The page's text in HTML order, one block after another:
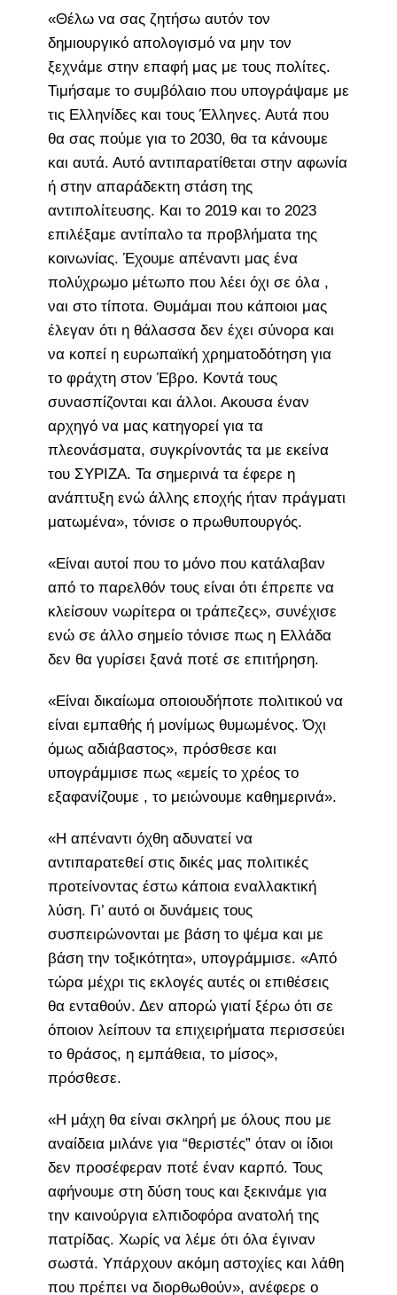
«Θέλω να σας ζητήσω αυτόν τον
δημιουργικό απολογισμό να μην τον
ξεχνάμε στην επαφή μας με τους πολίτες.
Τιμήσαμε το συμβόλαιο που υπογράψαμε με
τις Ελληνίδες και τους Έλληνες. Αυτά που
θα σας πούμε για το 2030, θα τα κάνουμε
και αυτά. Αυτό αντιπαρατίθεται στην αφωνία
ή στην απαράδεκτη στάση της
αντιπολίτευσης. Και το 2019 και το 2023
επιλέξαμε αντίπαλο τα προβλήματα της
κοινωνίας. Έχουμε απέναντι μας ένα
πολύχρωμο μέτωπο που λέει όχι σε όλα ,
ναι στο τίποτα. Θυμάμαι που κάποιοι μας
έλεγαν ότι η θάλασσα δεν έχει σύνορα και
να κοπεί η ευρωπαϊκή χρηματοδότηση για
το φράχτη στον Έβρο. Κοντά τους
συνασπίζονται και άλλοι. Ακουσα έναν
αρχηγό να μας κατηγορεί για τα
πλεονάσματα, συγκρίνοντάς τα με εκείνα
του ΣΥΡΙΖΑ. Τα σημερινά τα έφερε η
ανάπτυξη ενώ άλλης εποχής ήταν πράγματι
ματωμένα», τόνισε ο πρωθυπουργός.
«Είναι αυτοί που το μόνο που κατάλαβαν
από το παρελθόν τους είναι ότι έπρεπε να
κλείσουν νωρίτερα οι τράπεζες», συνέχισε
ενώ σε άλλο σημείο τόνισε πως η Ελλάδα
δεν θα γυρίσει ξανά ποτέ σε επιτήρηση.
«Είναι δικαίωμα οποιουδήποτε πολιτικού να
είναι εμπαθής ή μονίμως θυμωμένος. Όχι
όμως αδιάβαστος», πρόσθεσε και
υπογράμμισε πως «εμείς το χρέος το
εξαφανίζουμε , το μειώνουμε καθημερινά».
«Η απέναντι όχθη αδυνατεί να
αντιπαρατεθεί στις δικές μας πολιτικές
προτείνοντας έστω κάποια εναλλακτική
λύση. Γι’ αυτό οι δυνάμεις τους
συσπειρώνονται με βάση το ψέμα και με
βάση την τοξικότητα», υπογράμμισε. «Από
τώρα μέχρι τις εκλογές αυτές οι επιθέσεις
θα ενταθούν. Δεν απορώ γιατί ξέρω ότι σε
όποιον λείπουν τα επιχειρήματα περισσεύει
το θράσος, η εμπάθεια, το μίσος»,
πρόσθεσε.
«Η μάχη θα είναι σκληρή με όλους που με
αναίδεια μιλάνε για “θεριστές” όταν οι ίδιοι
δεν προσέφεραν ποτέ έναν καρπό. Τους
αφήνουμε στη δύση τους και ξεκινάμε για
την καινούργια ελπιδοφόρα ανατολή της
πατρίδας. Χωρίς να λέμε ότι όλα έγιναν
σωστά. Υπάρχουν ακόμη αστοχίες και λάθη
που πρέπει να διορθωθούν», ανέφερε ο